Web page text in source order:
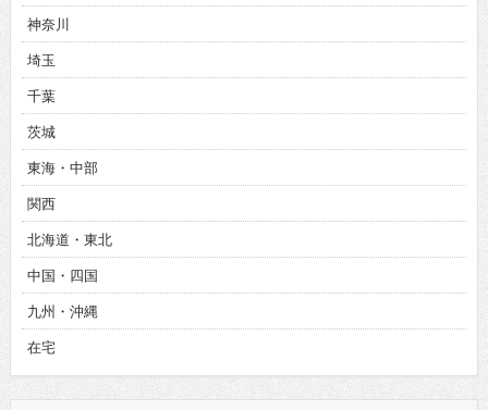
神奈川
埼玉
千葉
茨城
東海・中部
関西
北海道・東北
中国・四国
九州・沖縄
在宅